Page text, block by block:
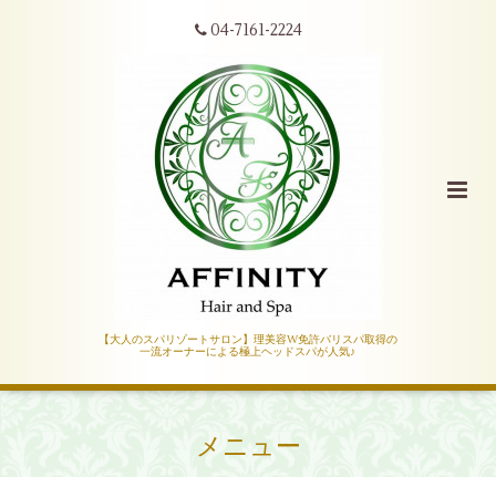
04-7161-2224
【大人のスパリゾートサロン】理美容W免許バリスパ取得の
一流オーナーによる極上ヘッドスパが人気♪
メニュー